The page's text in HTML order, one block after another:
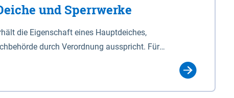
und Sperrwerke
die Eigenschaft eines Hauptdeiches,
durch Verordnung ausspricht. Für
(NDG). Die Widmung "2.Deichlinie" ist
dienen bestimmt sind (§2 Abs.3 NDG). Ein Bauwerk